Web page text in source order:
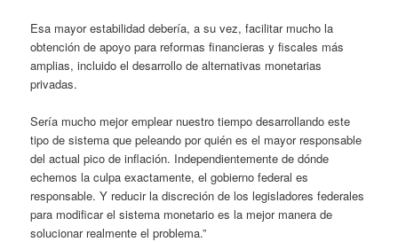
Esa mayor estabilidad debería, a su vez, facilitar mucho la
obtención de apoyo para reformas financieras y fiscales más
amplias, incluido el desarrollo de alternativas monetarias
privadas.
Sería mucho mejor emplear nuestro tiempo desarrollando este
tipo de sistema que peleando por quién es el mayor responsable
del actual pico de inflación. Independientemente de dónde
echemos la culpa exactamente, el gobierno federal es
responsable. Y reducir la discreción de los legisladores federales
para modificar el sistema monetario es la mejor manera de
solucionar realmente el problema.”